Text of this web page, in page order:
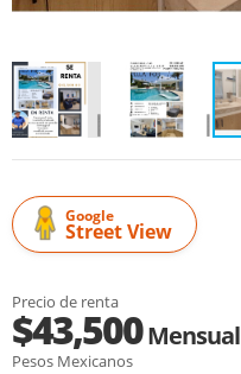
Google
Street View
Precio de renta
$43,500Mensual
Pesos Mexicanos